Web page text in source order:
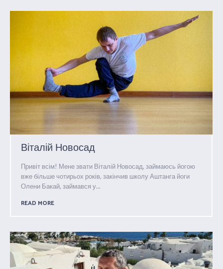
Віталій Новосад
Привіт всім! Мене звати Віталій Новосад, займаюсь йогою
вже більше чотирьох років, закінчив школу Аштанга йоги
Олени Бакай, займався у...
READ MORE